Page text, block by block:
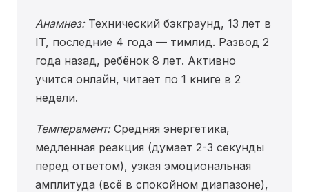
Анамнез:Технический бэкграунд, 13 лет в
IT, последние 4 года — тимлид. Развод 2
года назад, ребёнок 8 лет. Активно
учится онлайн, читает по 1 книге в 2
недели.
Темперамент:Средняя энергетика,
медленная реакция (думает 2-3 секунды
перед ответом), узкая эмоциональная
амплитуда (всё в спокойном диапазоне),